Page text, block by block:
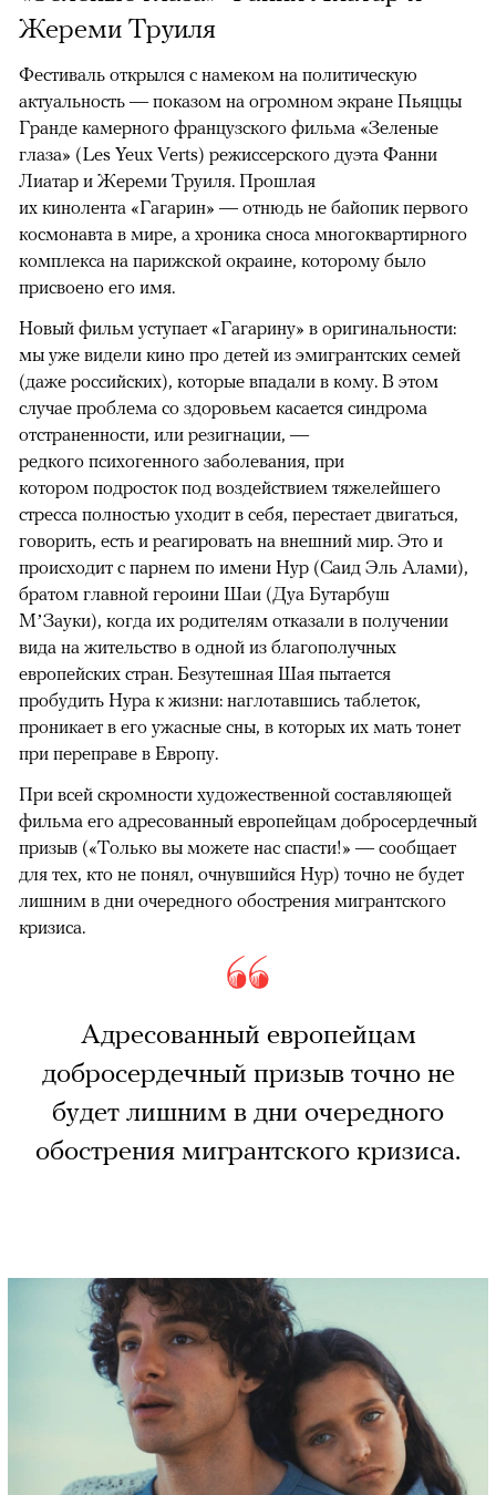
Жереми Труиля
Фестиваль открылся с намеком на политическую
актуальность — показом на огромном экране Пьяццы
Гранде камерного французского фильма «Зеленые
глаза» (Les Yeux Verts) режиссерского дуэта Фанни
Лиатар и Жереми Труиля. Прошлая
их кинолента «Гагарин» — отнюдь не байопик первого
космонавта в мире, а хроника сноса многоквартирного
комплекса на парижской окраине, которому было
присвоено его имя.
Новый фильм уступает «Гагарину» в оригинальности:
мы уже видели кино про детей из эмигрантских семей
(даже российских), которые впадали в кому. В этом
случае проблема со здоровьем касается синдрома
отстраненности, или резигнации, —
редкого психогенного заболевания, при
котором подросток под воздействием тяжелейшего
стресса полностью уходит в себя, перестает двигаться,
говорить, есть и реагировать на внешний мир. Это и
происходит с парнем по имени Нур (Саид Эль Алами),
братом главной героини Шаи (Дуа Бутарбуш
М’Зауки), когда их родителям отказали в получении
вида на жительство в одной из благополучных
европейских стран. Безутешная Шая пытается
пробудить Нура к жизни: наглотавшись таблеток,
проникает в его ужасные сны, в которых их мать тонет
при переправе в Европу.
При всей скромности художественной составляющей
фильма его адресованный европейцам добросердечный
призыв («Только вы можете нас спасти!» — сообщает
для тех, кто не понял, очнувшийся Нур) точно не будет
лишним в дни очередного обострения мигрантского
кризиса.
Адресованный европейцам
добросердечный призыв точно не
будет лишним в дни очередного
обострения мигрантского кризиса.